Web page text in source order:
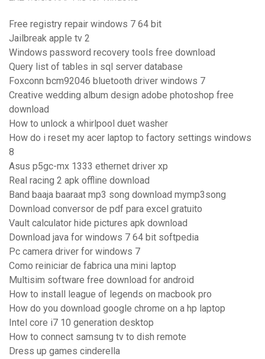
Free registry repair windows 7 64 bit
Jailbreak apple tv 2
Windows password recovery tools free download
Query list of tables in sql server database
Foxconn bcm92046 bluetooth driver windows 7
Creative wedding album design adobe photoshop free
download
How to unlock a whirlpool duet washer
How do i reset my acer laptop to factory settings windows
8
Asus p5gc-mx 1333 ethernet driver xp
Real racing 2 apk offline download
Band baaja baaraat mp3 song download mymp3song
Download conversor de pdf para excel gratuito
Vault calculator hide pictures apk download
Download java for windows 7 64 bit softpedia
Pc camera driver for windows 7
Como reiniciar de fabrica una mini laptop
Multisim software free download for android
How to install league of legends on macbook pro
How do you download google chrome on a hp laptop
Intel core i7 10 generation desktop
How to connect samsung tv to dish remote
Dress up games cinderella